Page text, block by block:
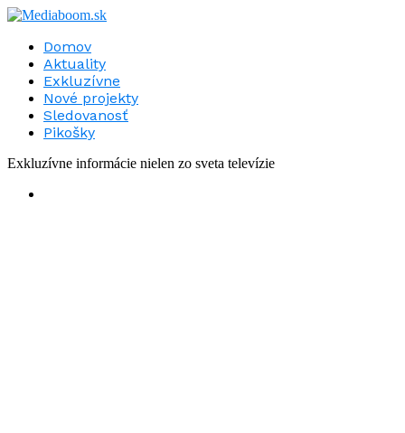
Domov
Aktuality
Exkluzívne
Nové projekty
Sledovanosť
Pikošky
Exkluzívne informácie nielen zo sveta televízie